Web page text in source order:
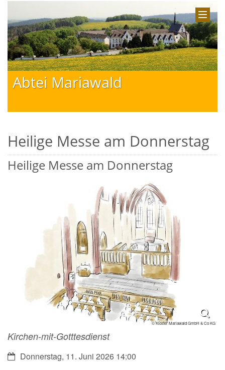
Abtei Mariawald
Heilige Messe am Donnerstag
Heilige Messe am Donnerstag
© Kloster Mariawald GmbH & Co KG
Kirchen-mit-Gotttesdienst
Datum:Donnerstag, 11. Juni 2026 14:00